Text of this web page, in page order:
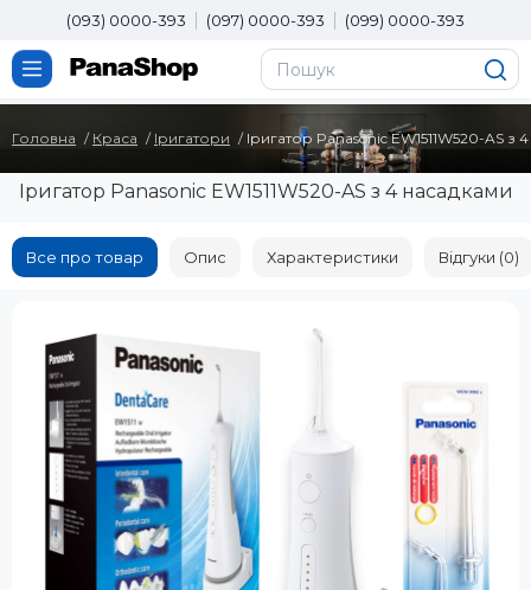
(093) 0000-393 (097) 0000-393 (099) 0000-393
Головна Краса Іригатори Іригатор Panasonic EW1511W520-AS з
Іригатор Panasonic EW1511W520-AS з 4 насадками
Все про товар Опис Характеристики Відгуки (0)